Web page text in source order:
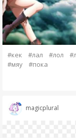
#кек #лал #лол
#мяу
#пока
magicplural